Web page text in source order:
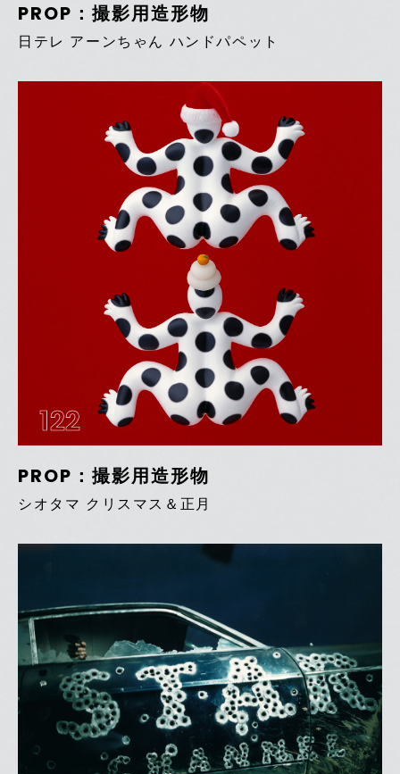
PROP：撮影用造形物
日テレ アーンちゃん ハンドパペット
122
PROP：撮影用造形物
シオタマ クリスマス＆正月